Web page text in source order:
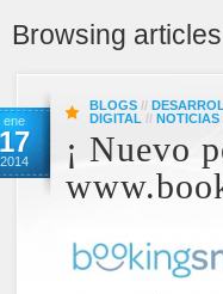
Browsing
ene
17
2014
BLOGS //
DIGITAL // NOTICIAS
¡ Nuevo